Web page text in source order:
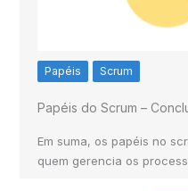
Papéis Scrum
Papéis do Scrum –
Em suma, os papéis no
quem gerencia os